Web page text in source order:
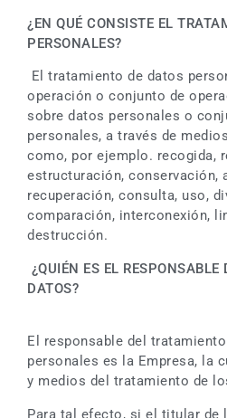
¿EN QUÉ CONSISTE EL
PERSONALES?
El tratamiento de datos
operación o conjunto de
sobre datos personales o
personales, a través de
como, por ejemplo. recogida,
estructuración, conservación,
recuperación, consulta, uso,
comparación, interconexión,
destrucción.
¿QUIÉN ES EL
DATOS?
El responsable del
personales es la Empresa, la
y medios del tratamiento de
Para tal efecto, si el titular de